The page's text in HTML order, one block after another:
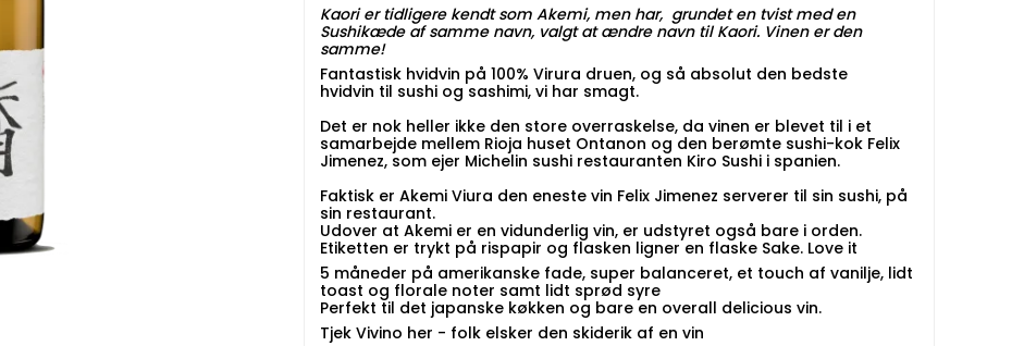
Kaori er tidligere kendt som Akemi, men har, grundet en tvist med en
Sushikæde af samme navn, valgt at ændre navn til Kaori. Vinen er den
samme!
Fantastisk hvidvin på 100% Virura druen, og så absolut den bedste
hvidvin til sushi og sashimi, vi har smagt.
Det er nok heller ikke den store overraskelse, da vinen er blevet til i et
samarbejde mellem Rioja huset Ontanon og den berømte sushi-kok Felix
Jimenez, som ejer Michelin sushi restauranten Kiro Sushi i spanien.
Faktisk er Akemi Viura den eneste vin Felix Jimenez serverer til sin sushi, på
sin restaurant.
Udover at Akemi er en vidunderlig vin, er udstyret også bare i orden.
Etiketten er trykt på rispapir og flasken ligner en flaske Sake. Love it
5 måneder på amerikanske fade, super balanceret, et touch af vanilje, lidt
toast og florale noter samt lidt sprød syre
Perfekt til det japanske køkken og bare en overall delicious vin.
Tjek Vivino her - folk elsker den skiderik af en vin